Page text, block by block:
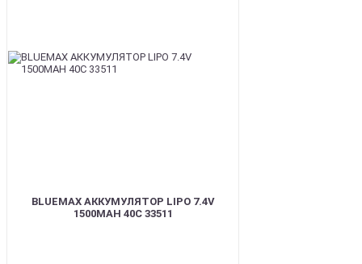
BLUEMAX АККУМУЛЯТОР LIPO 7.4V
1500MAH 40C 33511